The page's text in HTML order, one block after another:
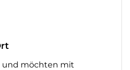
und möchten mit